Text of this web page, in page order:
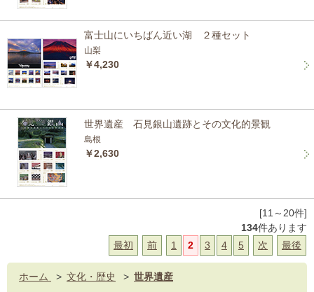
富士山にいちばん近い湖 ２種セット
山梨
￥4,230
世界遺産 石見銀山遺跡とその文化的景観
島根
￥2,630
[11～20件]
134件あります
最初
前 1 2 3 4 5 次 最後
ホーム > 文化・歴史 > 世界遺産